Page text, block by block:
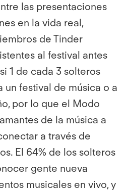
las presentaciones
en la vida real,
de Tinder
al festival antes
1 de cada 3 solteros
un festival de música o a
por lo que el Modo
de la música a
a través de
El 64% de los solteros
gente nueva
musicales en vivo, y